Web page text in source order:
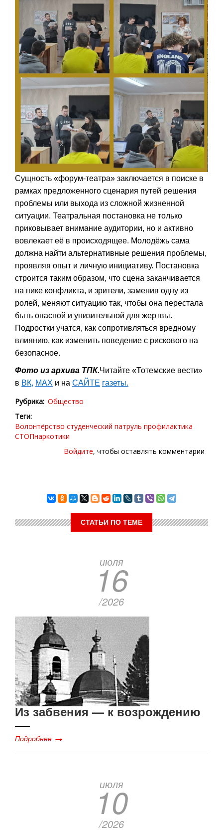
Сущность «форум-театра» заключается в поиске в
рамках предложенного сценария путей решения
проблемы или выхода из сложной жизненной
ситуации. Театральная постановка не только
приковывает внимание аудитории, но и активно
вовлекает её в происходящее. Молодёжь сама
должна найти альтернативные решения проблемы,
проявляя опыт и личную инициативу. Постановка
строится таким образом, что сцена заканчивается
на пике конфликта, и зрители, заменив одну из
ролей, меняют ситуацию так, чтобы она перестала
быть опасной и унизительной для жертвы.
Подростки учатся, как сопротивляться вредному
влиянию, как изменить поведение с рискового на
безопасное.
Фото из архива ТПК.Читайте «Тотемские вести»
в ВК, МАХ и на САЙТЕ газеты.
Рубрика Общество
Теги
Волонтёрство студенческий патруль профилактика
СТОПнаркотики
Войдите, чтобы оставлять комментарии
СТАТЬИ ПО ТЕМЕ
июля
16
/2026
Из забвения — к возрождению
Подробнее
июля
10
/2026